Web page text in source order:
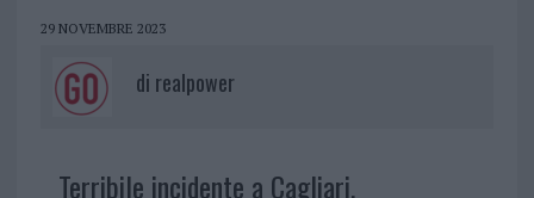
29 NOVEMBRE 2023
di realpower
Terribile incidente a Cagliari.